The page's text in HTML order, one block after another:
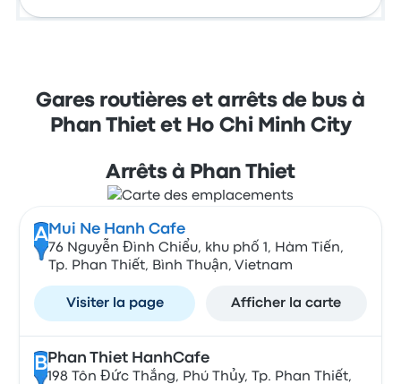
Gares routières et arrêts de bus à
Phan Thiet et Ho Chi Minh City
Arrêts à Phan Thiet
A Mui Ne Hanh Cafe
76 Nguyễn Đình Chiểu, khu phố 1, Hàm Tiến,
Tp. Phan Thiết, Bình Thuận, Vietnam
Visiter la page Afficher la carte
B Phan Thiet HanhCafe
198 Tôn Đức Thắng, Phú Thủy, Tp. Phan Thiết,